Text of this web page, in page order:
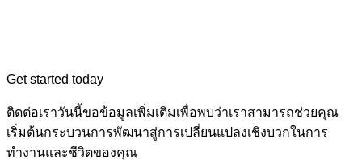
Get started today
ติดต่อเราวันนี้ขอข้อมูลเพิ่มเติมเพื่อพบว่าเราสามารถช่วยคุณ
เริ่มต้นกระบวนการพัฒนาสู่การเปลี่ยนแปลงเชิงบวกในการ
ทำงานและชีวิตของคุณ